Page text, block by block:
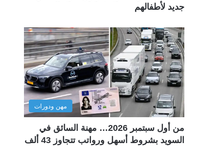
جديد لأطفالهم
مهن ودورات
من أول سبتمبر 2026… مهنة السائق في
السويد بشروط أسهل ورواتب تتجاوز 43 ألف